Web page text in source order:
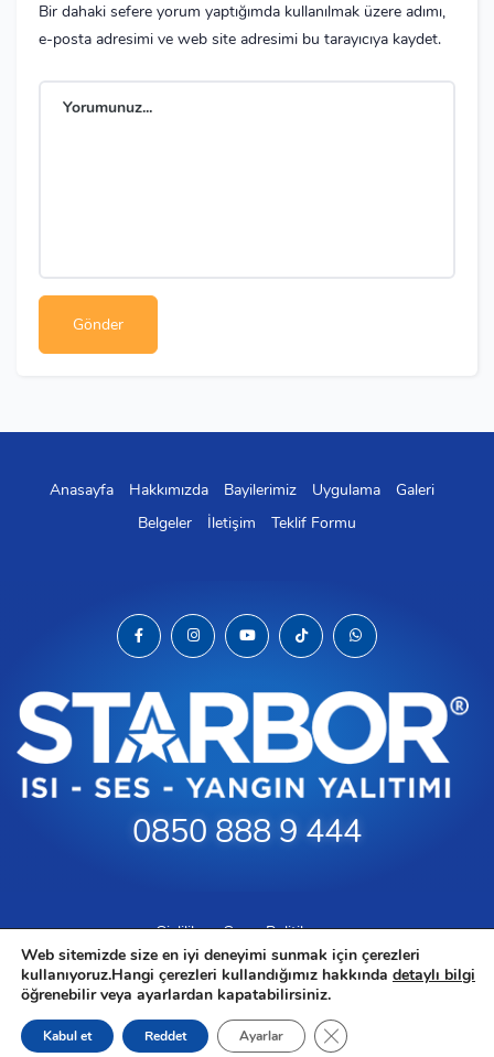
Bir dahaki sefere yorum yaptığımda kullanılmak üzere adımı,
e-posta adresimi ve web site adresimi bu tarayıcıya kaydet.
Anasayfa Hakkımızda Bayilerimiz Uygulama
Galeri
Belgeler
İletişim Teklif Formu
0850 888 9 444
Gizlilik ve Çerez Politikamız
KVKK Aydınlatma Metni
Kullanım Şartları
STARBOR BİRBORLU YALITIM ÜRÜNÜDÜR © 2023
Web sitemizde size en iyi deneyimi sunmak için çerezleri
kullanıyoruz.Hangi çerezleri kullandığımız hakkında detaylı bilgi
öğrenebilir veya ayarlardan kapatabilirsiniz.
Kabul et Reddet Ayarlar GDPR çerez şeridini